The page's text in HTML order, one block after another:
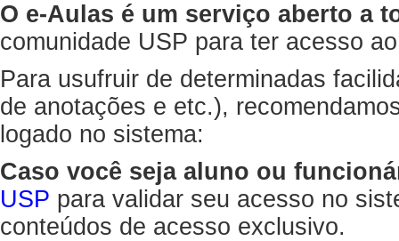
O e-Aulas é um serviço aberto a
comunidade USP para ter acesso
Para usufruir de determinadas
de anotações e etc.),
logado no sistema:
Caso você seja aluno ou
USP para validar seu acesso no
conteúdos de acesso exclusivo.